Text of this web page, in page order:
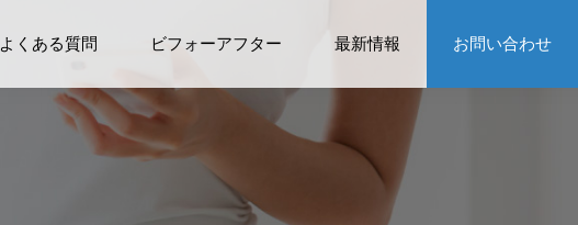
よくある質問 ビフォーアフター 最新情報 お問い合わせ